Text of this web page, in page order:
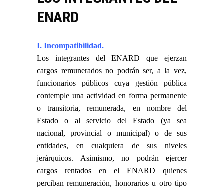
ENARD
I. Incompatibilidad.
Los integrantes del ENARD que ejerzan
cargos remunerados no podrán ser, a la vez,
funcionarios públicos cuya gestión pública
contemple una actividad en forma permanente
o transitoria, remunerada, en nombre del
Estado o al servicio del Estado (ya sea
nacional, provincial o municipal) o de sus
entidades, en cualquiera de sus niveles
jerárquicos. Asimismo, no podrán ejercer
cargos rentados en el ENARD quienes
perciban remuneración, honorarios u otro tipo